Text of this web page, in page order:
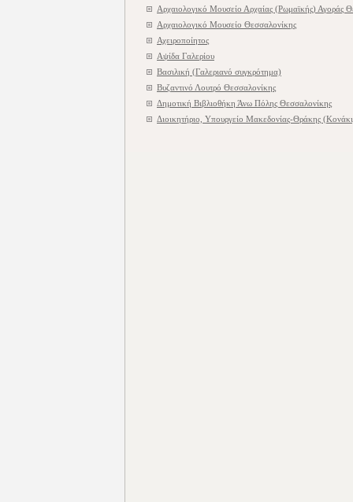
Αρχαιολογικό Μουσείο Αρχαίας (Ρωμαϊκής) Αγοράς
Αρχαιολογικό Μουσείο Θεσσαλονίκης
Αχειροποίητος
Αψίδα Γαλερίου
Βασιλική (Γαλεριανό συγκρότημα)
Βυζαντινό Λουτρό Θεσσαλονίκης
Δημοτική Βιβλιοθήκη Άνω Πόλης Θεσσαλονίκης
Διοικητήριο, Υπουργείο Μακεδονίας-Θράκης